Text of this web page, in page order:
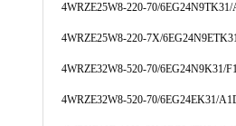
4WRZE25W8-220-70/
4WRZE25W8-220-7X/
4WRZE32W8-520-70/6EG24N9K31/
4WRZE32W8-520-70/6EG24EK31/